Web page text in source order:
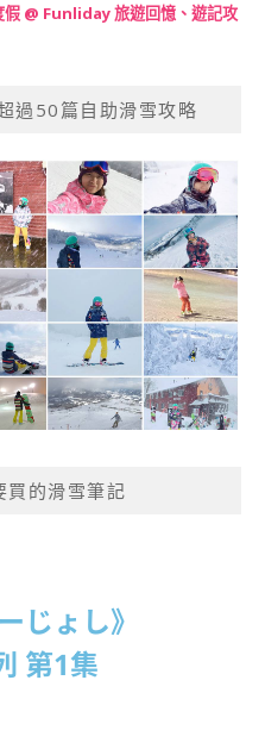
@ Funliday 旅遊回憶、遊記攻
過50篇自助滑雪攻略
買的滑雪筆記